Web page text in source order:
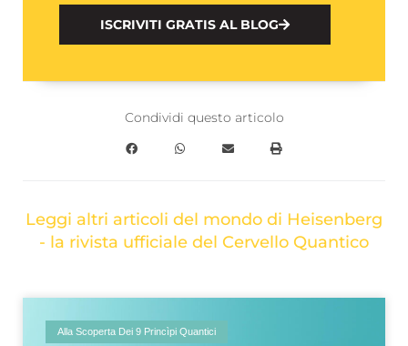
ISCRIVITI GRATIS AL BLOG
Condividi questo articolo
Leggi altri articoli del mondo di Heisenberg
- la rivista ufficiale del Cervello Quantico
Alla Scoperta Dei 9 Princìpi Quantici